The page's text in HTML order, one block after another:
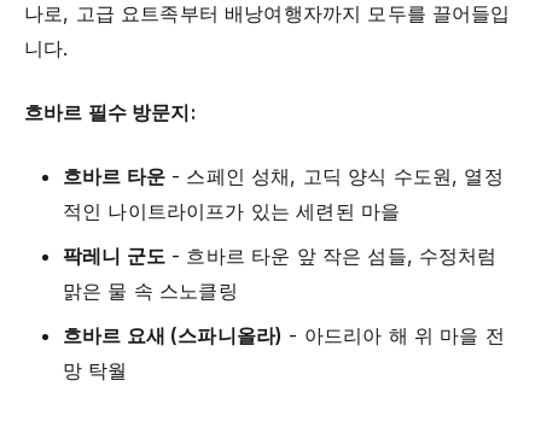
나로, 고급 요트족부터 배낭여행자까지 모두를 끌어들입
니다.
흐바르 필수 방문지:
흐바르 타운- 스페인 성채, 고딕 양식 수도원, 열정
적인 나이트라이프가 있는 세련된 마을
팍레니 군도- 흐바르 타운 앞 작은 섬들, 수정처럼
맑은 물 속 스노클링
흐바르 요새 (스파니올라) - 아드리아 해 위 마을 전
망 탁월